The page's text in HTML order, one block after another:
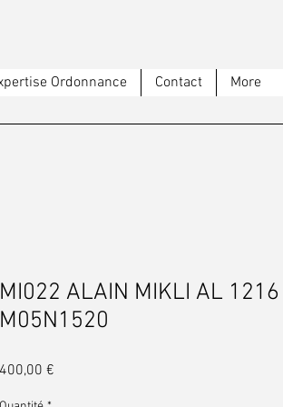
Ordonnance Contact More
MI022 ALAIN MIKLI AL 1216
M05N1520
400,00 €